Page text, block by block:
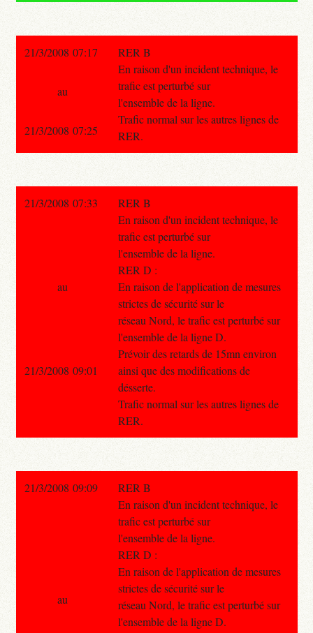
21/3/2008 07:17
RER B
En raison d'un incident technique, le
trafic est perturbé sur
l'ensemble de la ligne.
Trafic normal sur les autres lignes de
RER.
au
21/3/2008 07:25
21/3/2008 07:33
RER B
En raison d'un incident technique, le
trafic est perturbé sur
l'ensemble de la ligne.
RER D :
En raison de l'application de mesures
strictes de sécurité sur le
réseau Nord, le trafic est perturbé sur
l'ensemble de la ligne D.
Prévoir des retards de 15mn environ
ainsi que des modifications de
désserte.
Trafic normal sur les autres lignes de
RER.
au
21/3/2008 09:01
21/3/2008 09:09
RER B
En raison d'un incident technique, le
trafic est perturbé sur
l'ensemble de la ligne.
RER D :
En raison de l'application de mesures
strictes de sécurité sur le
réseau Nord, le trafic est perturbé sur
l'ensemble de la ligne D.
au